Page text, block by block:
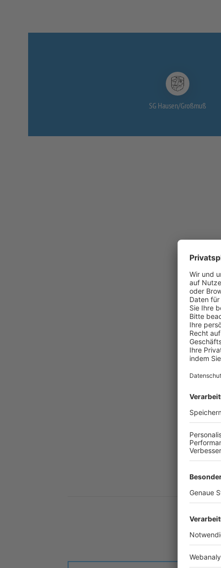
SG Hausen/Großmuß